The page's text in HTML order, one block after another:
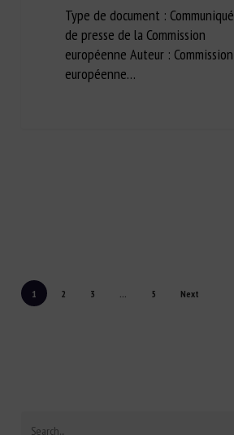
Type de document : Communiqué
de presse de la Commission
européenne Auteur : Commission
européenne…
1 2 3 … 5 Next